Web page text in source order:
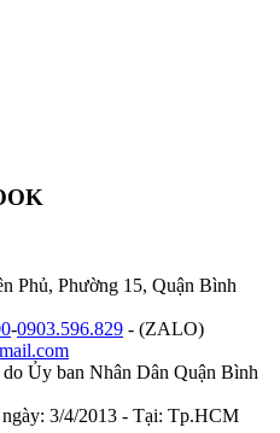
Phủ, Phường 15, Quận Bình
-0903.596.829 - (ZALO)
Ủy ban Nhân Dân Quận Bình
3/4/2013 - Tại: Tp.HCM